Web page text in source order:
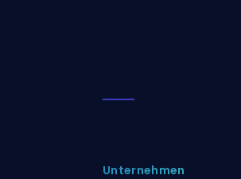
Unternehmen